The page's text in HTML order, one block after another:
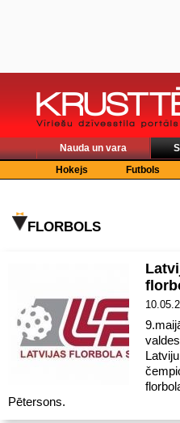
Nauda un vara
Hokejs
Futbols
FLORBOLS
Pētersons.